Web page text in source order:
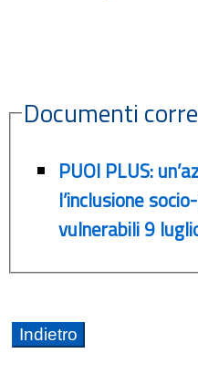
Documenti
PUOI PLUS:
l’inclusione
vulnerabili 9